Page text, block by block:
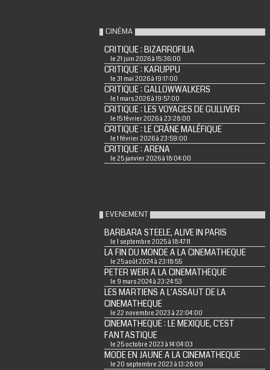
CINÉMA
CRITIQUE : BIZARROFILIA
le 21 juin 2026 à 15:36:00
CRITIQUE : KARUPPU
le 31 mai 2026 à 19:17:00
CRITIQUE : GALLOWWALKERS
le 1 mars 2026 à 19:57:00
CRITIQUE : LES VOYAGES DE GULLIVER
le 15 février 2026 à 23:28:00
CRITIQUE : LE CRÂNE MALÉFIQUE
le 1 février 2026 à 23:59:00
CRITIQUE : ARENA
le 25 janvier 2026 à 18:04:00
EVENEMENT
BARBARA STEELE, ALIVE IN PARIS
le 1 septembre 2025 à 18:47:11
LA FIN DU MONDE A LA CINEMATHEQUE
le 25 août 2024 à 23:18:55
PETER WEIR A LA CINEMATHEQUE
le 9 mars 2024 à 23:24:53
LES MARTIENS A L'ASSAUT DE LA
CINEMATHEQUE
le 22 novembre 2023 à 22:04:00
CINEMATHEQUE : LE MEXIQUE, C'EST
FANTASTIQUE
le 25 octobre 2023 à 14:04:03
MODE EN JAUNE A LA CINEMATHEQUE
le 20 septembre 2023 à 13:28:09